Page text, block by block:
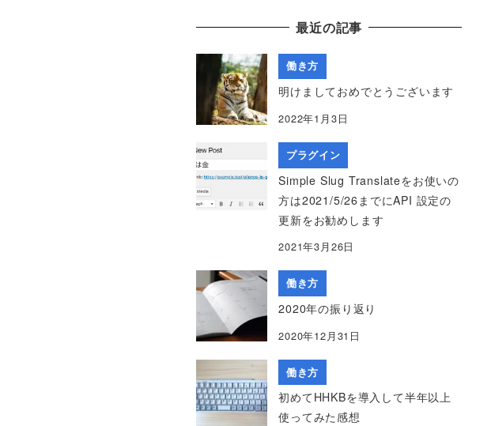
最近の記事
働き方
明けましておめでとうございます
2022年1月3日
プラグイン
Simple Slug Translateをお使いの
方は2021/5/26までにAPI 設定の
更新をお勧めします
2021年3月26日
働き方
2020年の振り返り
2020年12月31日
働き方
初めてHHKBを導入して半年以上
使ってみた感想